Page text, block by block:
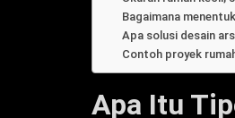
Bagaimana
Apa solusi desain
Contoh proyek
Apa Itu